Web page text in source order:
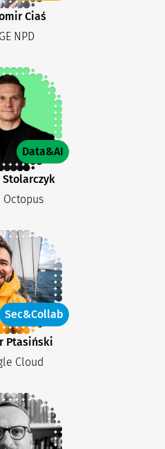
Ciaś
NPD
Data&AI
Stolarczyk
Octopus
Sec&Collab
Ptasiński
Cloud